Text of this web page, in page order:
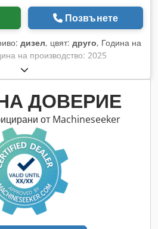
Позвънете
дизел, цвят: друго, Година на
на производство: 2025
Ширина: 244 см Управление:
Amgjf CE маркировка: да
Техническо състояние:
много добро Нова
за мини товарач Bobcat,
лазерни приемника LR410
ДОВЕРИЕ
от Machineseeker